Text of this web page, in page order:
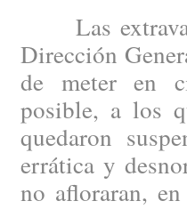
Las
Dirección
de meter en
posible, a los
quedaron
errática y
no afloraran,